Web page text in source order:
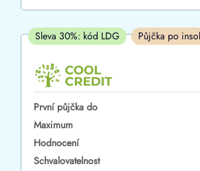
V hotovosti
ano
Sleva 30%: kód LDG Půjčka po
První půjčka do
Maximum
Hodnocení
Schvalovatelnost